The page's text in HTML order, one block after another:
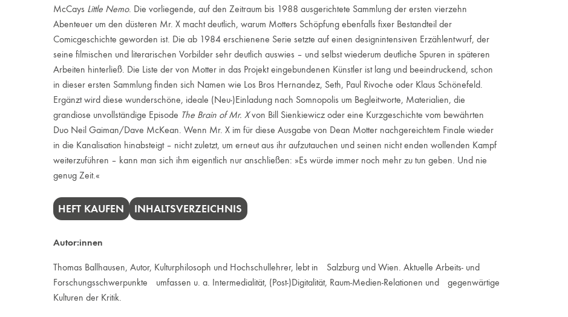
McCays Little Nemo. Die vorliegende, auf den Zeitraum bis 1988 ausgerichtete Sammlung der ersten vierzehn
Abenteuer um den düsteren Mr. X macht deutlich, warum Motters Schöpfung ebenfalls fixer Bestandteil der
Comicgeschichte geworden ist. Die ab 1984 erschienene Serie setzte auf einen designintensiven Erzählentwurf, der
seine filmischen und literarischen Vorbilder sehr deutlich auswies – und selbst wiederum deutliche Spuren in späteren
Arbeiten hinterließ. Die Liste der von Motter in das Projekt eingebundenen Künstler ist lang und beeindruckend, schon
in dieser ersten Sammlung finden sich Namen wie Los Bros Hernandez, Seth, Paul Rivoche oder Klaus Schönefeld.
Ergänzt wird diese wunderschöne, ideale (Neu-)Einladung nach Somnopolis um Begleitworte, Materialien, die
grandiose unvollständige Episode The Brain of Mr. Xvon Bill Sienkiewicz oder eine Kurzgeschichte vom bewährten
Duo Neil Gaiman/Dave McKean. Wenn Mr. X im für diese Ausgabe von Dean Motter nachgereichtem Finale wieder
in die Kanalisation hinabsteigt – nicht zuletzt, um erneut aus ihr aufzutauchen und seinen nicht enden wollenden Kampf
weiterzuführen – kann man sich ihm eigentlich nur anschließen: »Es würde immer noch mehr zu tun geben. Und nie
genug Zeit.«
HEFT KAUFEN INHALTSVERZEICHNIS
Autor:innen
Thomas Ballhausen, Autor, Kulturphilosoph und Hochschullehrer, lebt in Salzburg und Wien. Aktuelle Arbeits- und
Forschungsschwerpunkte umfassen u. a. Intermedialität, (Post-)Digitalität, Raum-Medien-Relationen und gegenwärtige
Kulturen der Kritik.